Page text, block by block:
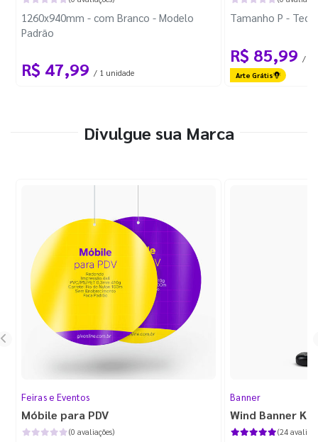
1260x940mm - com Branco - Modelo
Padrão
R$ 47,99 / 1 unidade
Tamanho P -
R$ 85,99 / 1
Arte Grátis
Divulgue sua Marca
Feiras e Eventos
Móbile para PDV
(0 avaliações)
Banner
Wind Banner
(24